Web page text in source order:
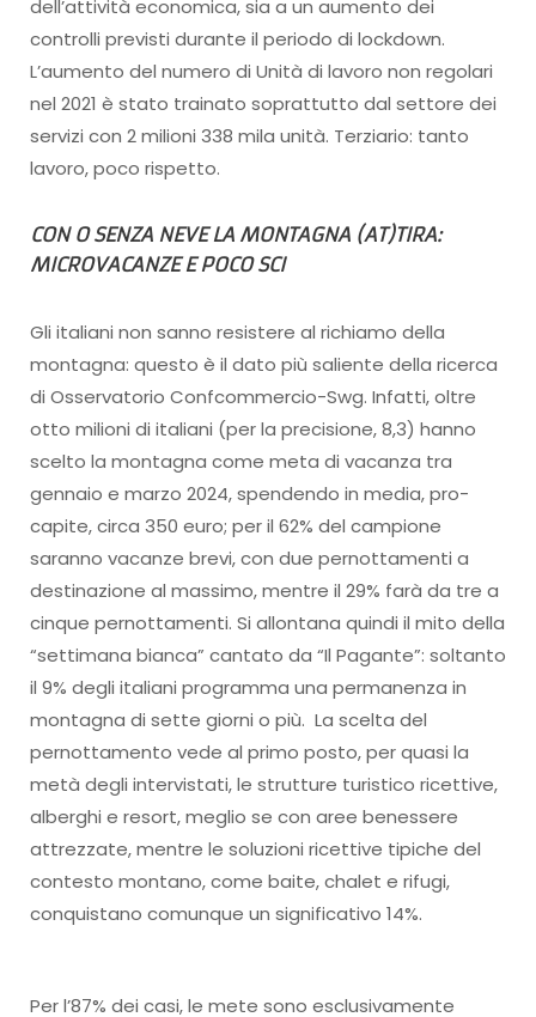
dell’attività economica, sia a un aumento dei
controlli previsti durante il periodo di lockdown.
L’aumento del numero di Unità di lavoro non regolari
nel 2021 è stato trainato soprattutto dal settore dei
servizi con 2 milioni 338 mila unità. Terziario: tanto
lavoro, poco rispetto.
CON O SENZA NEVE LA MONTAGNA (AT)TIRA:
MICROVACANZE E POCO SCI
Gli italiani non sanno resistere al richiamo della
montagna: questo è il dato più saliente della ricerca
di Osservatorio Confcommercio-Swg. Infatti, oltre
otto milioni di italiani (per la precisione, 8,3) hanno
scelto la montagna come meta di vacanza tra
gennaio e marzo 2024, spendendo in media, pro-
capite, circa 350 euro; per il 62% del campione
saranno vacanze brevi, con due pernottamenti a
destinazione al massimo, mentre il 29% farà da tre a
cinque pernottamenti. Si allontana quindi il mito della
“settimana bianca” cantato da “Il Pagante”: soltanto
il 9% degli italiani programma una permanenza in
montagna di sette giorni o più. La scelta del
pernottamento vede al primo posto, per quasi la
metà degli intervistati, le strutture turistico ricettive,
alberghi e resort, meglio se con aree benessere
attrezzate, mentre le soluzioni ricettive tipiche del
contesto montano, come baite, chalet e rifugi,
conquistano comunque un significativo 14%.
Per l’87% dei casi, le mete sono esclusivamente